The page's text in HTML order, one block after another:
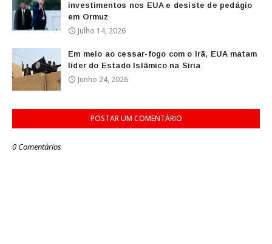
investimentos nos EUA e desiste de pedágio
em Ormuz
Julho 14, 2026
Em meio ao cessar-fogo com o Irã, EUA matam
líder do Estado Islâmico na Síria
Junho 24, 2026
POSTAR UM COMENTÁRIO
0 Comentários